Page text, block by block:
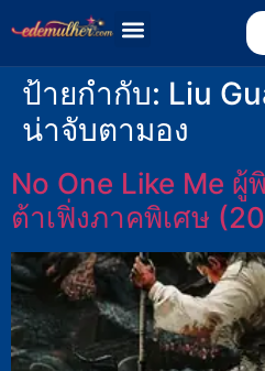
ป้ายกำกับ: Liu
น่าจับตามอง
No One Like Me
ต้าเฟิ่งภาคพิเศษ